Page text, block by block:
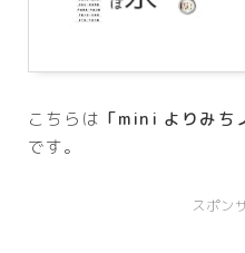
こちらは 「mini よりみち
です。
スポン